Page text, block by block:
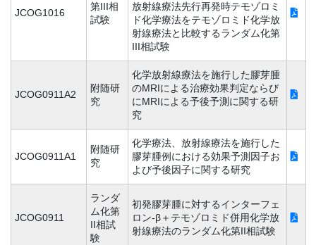
JCOG1016
第III相
試験
放射線療法先行再発時テモゾロミ
ド化学療法をテモゾロミド化学放
射線療法と比較するランダム化第
III相試験
JCOG0911A2
附随研
究
化学放射線療法を施行した膠芽腫
のMRIによる治療効果判定ならび
にMRIによる予後予測に関する研
究
JCOG0911A1
附随研
究
化学療法、放射線療法を施行した
膠芽腫例における効果予測因子お
よび予後因子に関する研究
JCOG0911
ランダ
ム化第
II相試
験
初発膠芽腫に対するインターフェ
ロン-β＋テモゾロミド併用化学放
射線療法のランダム化第II相試験